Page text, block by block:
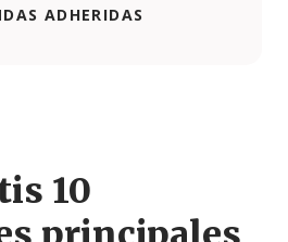
ADHERIDAS
10